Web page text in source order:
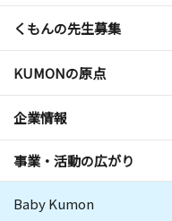
くもんの先生募集
KUMONの原点
企業情報
事業・活動の広がり
Baby Kumon